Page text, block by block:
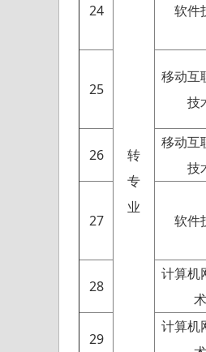
转
专
业
24 软件
25
移动互
技
26
移动互
技
27 软件
28
计算机
术
29
计算机